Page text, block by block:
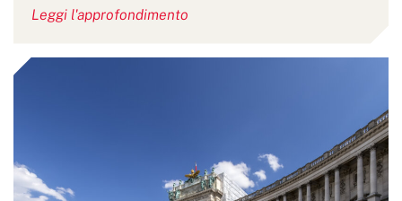
Leggi l'approfondimento